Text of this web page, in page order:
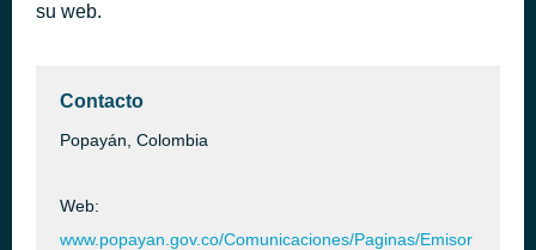
su web.
Contacto
Popayán, Colombia
Web:
www.popayan.gov.co/Comunicaciones/Paginas/Emisor